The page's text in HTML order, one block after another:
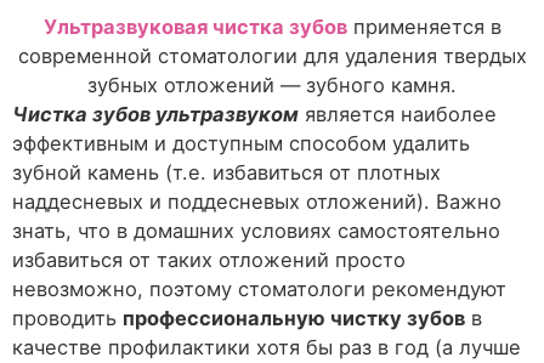
Ультразвуковая чистка зубовприменяется в
современной стоматологии для удаления твердых
зубных отложений — зубного камня.
Чистка зубов ультразвуком является наиболее
эффективным и доступным способом удалить
зубной камень (т.е. избавиться от плотных
наддесневых и поддесневых отложений). Важно
знать, что в домашних условиях самостоятельно
избавиться от таких отложений просто
невозможно, поэтому стоматологи рекомендуют
проводить профессиональную чистку зубов в
качестве профилактики хотя бы раз в год (а лучше